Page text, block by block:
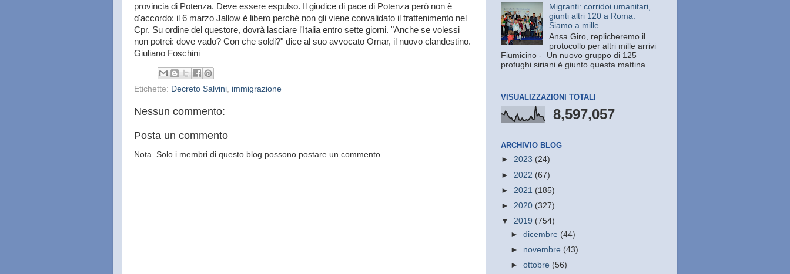
provincia di Potenza. Deve essere espulso. Il giudice di pace di Potenza però non è
d'accordo: il 6 marzo Jallow è libero perché non gli viene convalidato il trattenimento nel
Cpr. Su ordine del questore, dovrà lasciare l'Italia entro sette giorni. "Anche se volessi
non potrei: dove vado? Con che soldi?" dice al suo avvocato Omar, il nuovo clandestino.
Giuliano Foschini
Etichette: Decreto Salvini immigrazione
Nessun commento:
Posta un commento
Nota. Solo i membri di questo blog possono postare un commento.
Migranti: corridoi umanitari,
giunti altri 120 a Roma.
Siamo a mille.
Ansa Giro, replicheremo il
protocollo per altri mille arrivi
Fiumicino - Un nuovo gruppo di 125
profughi siriani è giunto questa mattina...
VISUALIZZAZIONI TOTALI
8,597,057
ARCHIVIO BLOG
► 2023 (24)
► 2022 (67)
► 2021 (185)
► 2020 (327)
▼ 2019 (754)
►dicembre (44)
► novembre (43)
►ottobre (56)